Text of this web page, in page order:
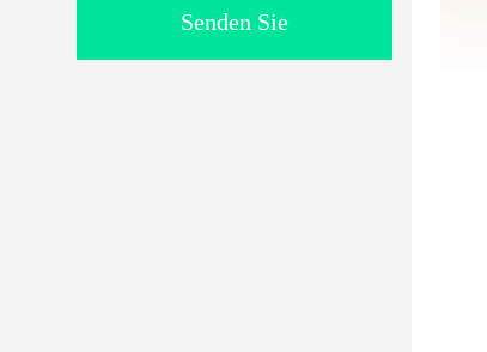
Senden Sie